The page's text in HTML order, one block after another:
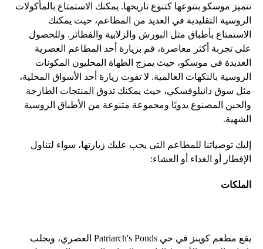
تتميز موسكو بتنوعها كتنوع تاريخها. يمكنك الاستمتاع بالمأكولات
الروسية التقليدية في العديد من المطاعم، حيث يمكنك
الاستمتاع بأطباق مثل البورش والزلابية والفطائر. وللحصول
على تجربة أكثر معاصرة، قم بزيارة أحد المطاعم العصرية
العديدة في موسكو، حيث يمزج الطهاة المحليون المكونات
الروسية بالنكهات العالمية. لا تفوت زيارة أحد الأسواق المحلية،
مثل سوق دانيلوفسكي، حيث يمكنك تذوق المنتجات الطازجة
والجبن المصنوع يدويًا ومجموعة متنوعة من الأطباق الروسية
الشهية.
إليك توصياتنا للمطاعم التي يجب عليك زيارتها، سواء لتناول
الإفطار أو الغداء أو العشاء:
الملكات
يقع مطعم كوينز في حي Patriarch's Ponds العصري، ويجلب